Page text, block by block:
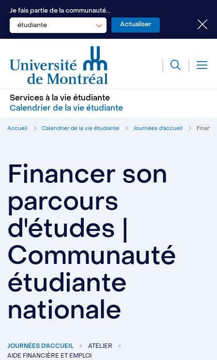
Je fais partie de la communauté...
étudiante
Services à la vie étudiante
Calendrier de la vie étudiante
Accueil Calendrier de la vie étudiante Journées d'accueil
Financer son
parcours
d'études |
Communauté
étudiante
nationale
JOURNÉES D'ACCUEIL
ATELIER
AIDE FINANCIÈRE ET EMPLOI